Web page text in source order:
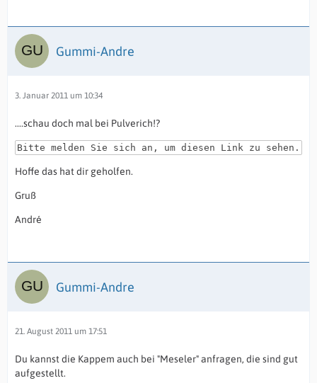
Gummi-Andre
3. Januar 2011 um 10:34
....schau doch mal bei Pulverich!?
Bitte melden Sie sich an, um diesen Link zu sehen.
Hoffe das hat dir geholfen.
Gruß
André
Gummi-Andre
21. August 2011 um 17:51
Du kannst die Kappem auch bei "Meseler" anfragen, die sind gut
aufgestellt.